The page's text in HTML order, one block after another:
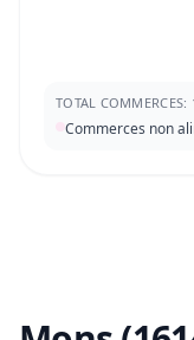
TOTAL COMMERCES:
Commerces non